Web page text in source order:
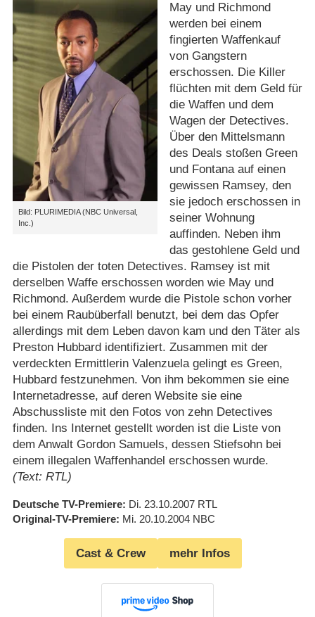
Bild: PLURIMEDIA (NBC Universal,
Inc.)
May und Richmond
werden bei einem
fingierten Waffenkauf
von Gangstern
erschossen. Die Killer
flüchten mit dem Geld für
die Waffen und dem
Wagen der Detectives.
Über den Mittelsmann
des Deals stoßen Green
und Fontana auf einen
gewissen Ramsey, den
sie jedoch erschossen in
seiner Wohnung
auffinden. Neben ihm
das gestohlene Geld und
die Pistolen der toten Detectives. Ramsey ist mit
derselben Waffe erschossen worden wie May und
Richmond. Außerdem wurde die Pistole schon vorher
bei einem Raubüberfall benutzt, bei dem das Opfer
allerdings mit dem Leben davon kam und den Täter als
Preston Hubbard identifiziert. Zusammen mit der
verdeckten Ermittlerin Valenzuela gelingt es Green,
Hubbard festzunehmen. Von ihm bekommen sie eine
Internetadresse, auf deren Website sie eine
Abschussliste mit den Fotos von zehn Detectives
finden. Ins Internet gestellt worden ist die Liste von
dem Anwalt Gordon Samuels, dessen Stiefsohn bei
einem illegalen Waffenhandel erschossen wurde.
(Text: RTL)
Deutsche TV-Premiere Di. 23.10.2007 RTL
Original-TV-Premiere Mi. 20.10.2004 NBC
Cast & Crew mehr Infos